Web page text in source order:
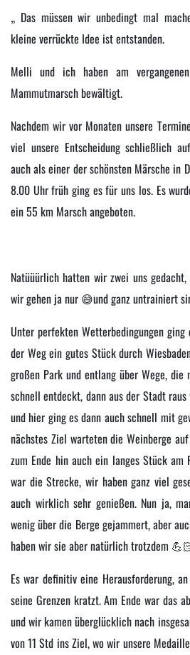
„ Das müssen wir unbedingt mal
kleine verrückte Idee ist entstanden.
Melli und ich haben am
Mammutmarsch bewältigt.
Nachdem wir vor Monaten unsere
viel unsere Entscheidung schließlich
auch als einer der schönsten Märsche in
8.00 Uhr früh ging es für uns los. Es
ein 55 km Marsch angeboten.
Natüüürlich hatten wir zwei uns
wir gehen ja nur 😅und ganz untrainiert
Unter perfekten Wetterbedingungen
der Weg ein gutes Stück durch
großen Park und entlang über Wege,
schnell entdeckt, dann aus der Stadt
und hier ging es dann auch schnell mit
nächstes Ziel warteten die Weinberge
zum Ende hin auch ein langes Stück am
war die Strecke, wir haben ganz viel
auch wirklich sehr genießen. Nun ja,
wenig über die Berge gejammert, aber
haben wir sie aber natürlich trotzdem
Es war definitiv eine Herausforderung,
seine Grenzen kratzt. Am Ende war das
und wir kamen überglücklich nach
von 11 Std ins Ziel, wo wir unsere